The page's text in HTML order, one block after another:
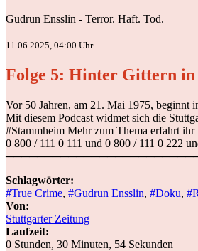
Gudrun Ensslin - Terror. Haft. Tod.
11.06.2025, 04:00 Uhr
Folge 5: Hinter Gittern in
Vor 50 Jahren, am 21. Mai 1975, beginnt
Mit diesem Podcast widmet sich die
#Stammheim Mehr zum Thema erfahrt
0 800 / 111 0 111 und 0 800 / 111 0 222
Schlagwörter:
#True Crime, #Gudrun Ensslin, #Doku,
Von:
Stuttgarter Zeitung
Laufzeit:
0 Stunden, 30 Minuten, 54 Sekunden